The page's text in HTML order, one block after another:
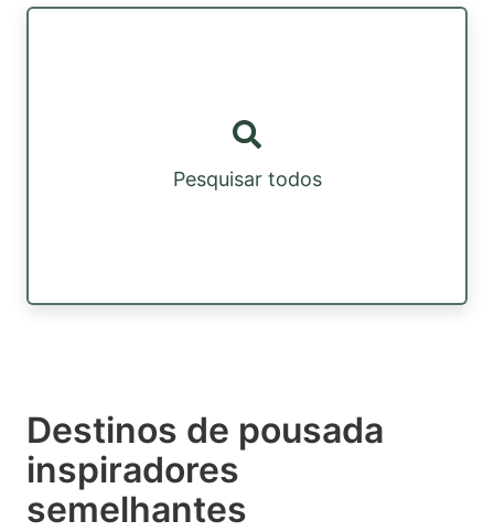
Pesquisar todos
Destinos de pousada
inspiradores
semelhantes